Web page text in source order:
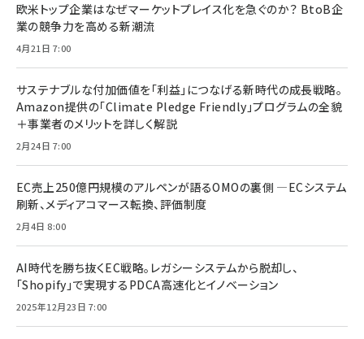
欧米トップ企業はなぜマーケットプレイス化を急ぐのか？ BtoB企
業の競争力を高める新潮流
4月21日 7:00
サステナブルな付加価値を「利益」につなげる新時代の成長戦略。
Amazon提供の「Climate Pledge Friendly」プログラムの全貌
＋事業者のメリットを詳しく解説
2月24日 7:00
EC売上250億円規模のアルペンが語るOMOの裏側 ―ECシステム
刷新、メディアコマース転換、評価制度
2月4日 8:00
AI時代を勝ち抜くEC戦略。レガシーシステムから脱却し、
「Shopify」で実現するPDCA高速化とイノベーション
2025年12月23日 7:00